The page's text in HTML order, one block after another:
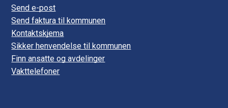
Send e-post
Send faktura til kommunen
Kontaktskjema
Sikker henvendelse til kommunen
Finn ansatte og avdelinger
Vakttelefoner